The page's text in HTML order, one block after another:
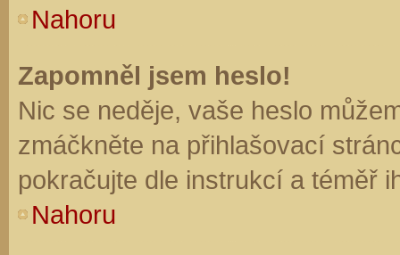
Nahoru
Zapomněl jsem heslo!
Nic se neděje, vaše heslo
zmáčkněte na přihlašovací
pokračujte dle instrukcí a téměř
Nahoru